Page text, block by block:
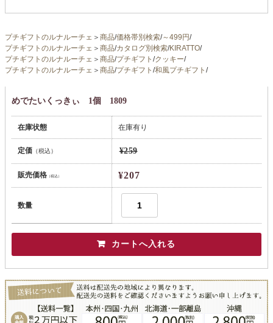
プチギフトのルナルーチェ ＞ 商品/価格帯別検索/～499円/
プチギフトのルナルーチェ ＞ 商品/カタログ別検索/KIRATTO/
プチギフトのルナルーチェ ＞ 商品/プチギフト /クッキー/
プチギフトのルナルーチェ ＞ 商品/プチギフト /和風プチギフト /
めでたいくっきぃ 1個 1809
在庫状態 在庫有り
定価（税込） ¥259
販売価格（税込） ¥207
数量